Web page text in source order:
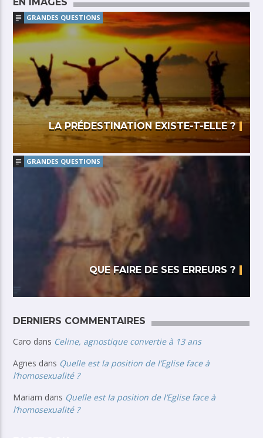
EN IMAGES
GRANDES QUESTIONS
LA PRÉDESTINATION EXISTE-T-ELLE ?
GRANDES QUESTIONS
QUE FAIRE DE SES ERREURS ?
DERNIERS COMMENTAIRES
Caro dans Celine, agnostique convertie à 13 ans
Agnes dans Quelle est la position de l’Eglise face à
l’homosexualité ?
Mariam dans Quelle est la position de l’Eglise face à
l’homosexualité ?